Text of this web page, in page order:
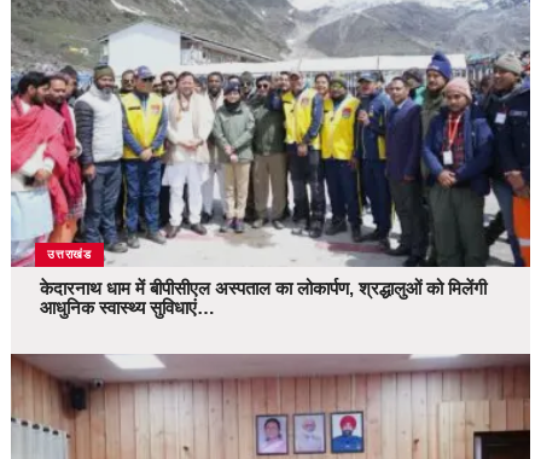
उत्तराखंड
केदारनाथ धाम में बीपीसीएल अस्पताल का लोकार्पण, श्रद्धालुओं को मिलेंगी
आधुनिक स्वास्थ्य सुविधाएं…